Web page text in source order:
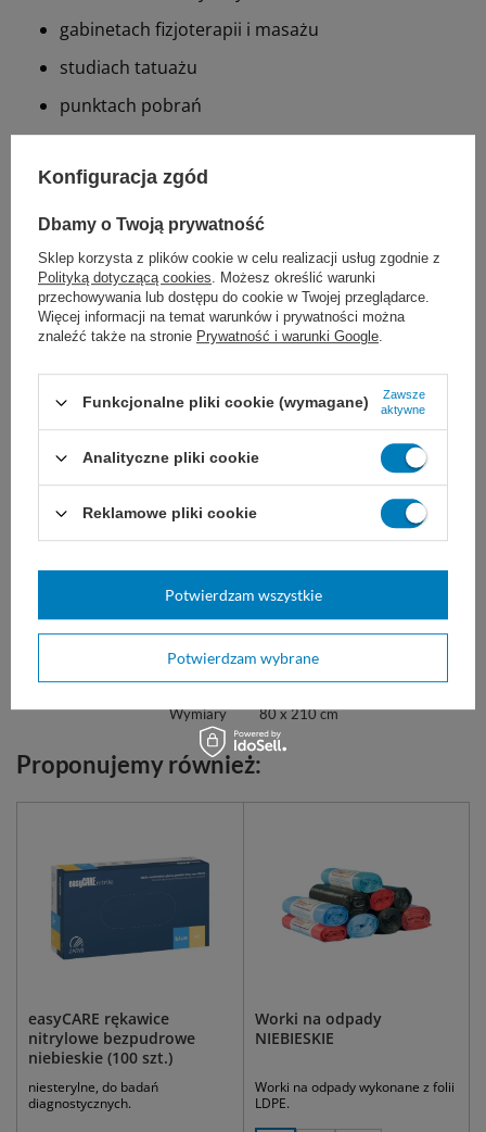
gabinetach fizjoterapii i masażu
studiach tatuażu
punktach pobrań
szybkie przygotowanie stanowiska zabiegowego
ograniczenie ryzyka przenoszenia
drobnoustrojów
brak konieczności prania i magazynowania
tekstyliów
komfort i estetyka podczas zabiegu
To praktyczne rozwiązanie dla każdego miejsca, gdzie
liczy się czystość, bezpieczeństwo i profesjonalny
wizerunek.
Marka Zarys
BT-030-PP-17-80X210-G-X1
Kolor
zielony
Wymiary
80 x 210 cm
Proponujemy również:
easyCARE rękawice
nitrylowe bezpudrowe
niebieskie (100 szt.)
niesterylne, do badań
diagnostycznych.
Worki na odpady
NIEBIESKIE
Worki na odpady wykonane z folii
LDPE.
Konfiguracja zgód
Dbamy o Twoją prywatność
Sklep korzysta z plików cookie w celu realizacji usług zgodnie z
Polityką dotyczącą cookies. Możesz określić warunki
przechowywania lub dostępu do cookie w Twojej przeglądarce.
Więcej informacji na temat warunków i prywatności można
znaleźć także na stronie Prywatność i warunki Google.
Funkcjonalne pliki cookie (wymagane)
Zawsze
aktywne
Analityczne pliki cookie
Reklamowe pliki cookie
Potwierdzam wybrane
Potwierdzam wszystkie